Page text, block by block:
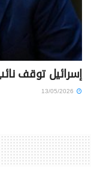
إسرائيل توقف